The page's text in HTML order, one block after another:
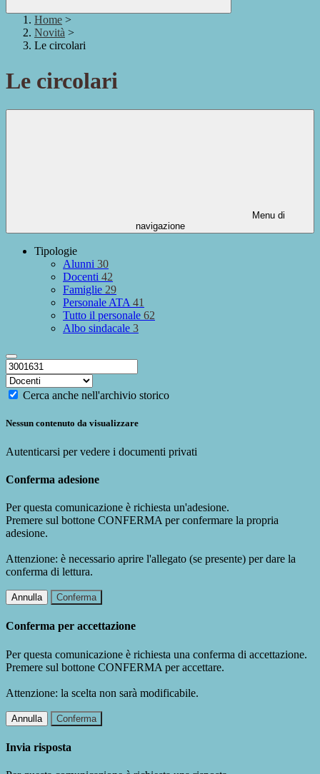
Home >
Novità >
Le circolari
Le circolari
Menu di
navigazione
Tipologie
Alunni 30
Docenti 42
Famiglie 29
Personale ATA 41
Tutto il personale 62
Albo sindacale 3
Cerca anche nell'archivio storico
Nessun contenuto da visualizzare
Autenticarsi per vedere i documenti privati
Conferma adesione
Per questa comunicazione è richiesta un'adesione.
Premere sul bottone CONFERMA per confermare la propria
adesione.
Attenzione: è necessario aprire l'allegato (se presente) per dare la
conferma di lettura.
Annulla Conferma
Conferma per accettazione
Per questa comunicazione è richiesta una conferma di accettazione.
Premere sul bottone CONFERMA per accettare.
Attenzione: la scelta non sarà modificabile.
Annulla Conferma
Invia risposta